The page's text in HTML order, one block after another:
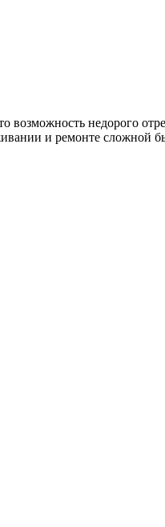
недорого
и ремонте сложной